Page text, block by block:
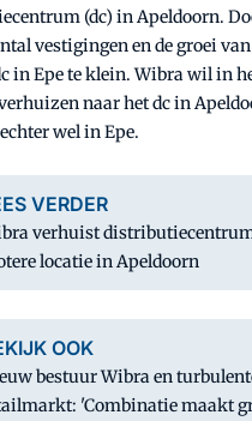
(dc) in Apeldoorn.
vestigingen en de groei
in Epe te klein. Wibra wil in
naar het dc in
wel in Epe.
VERDER
verhuist
locatie in Apeldoorn
OOK
bestuur Wibra en
'Combinatie maakt